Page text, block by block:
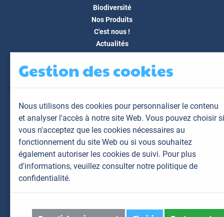
Biodiversité
Nos Produits
C'est nous !
Actualités
FAQ
Mon espace
Mes animaux
Mes résultats
Mes commandes
Mes factures
Gestion des cookies
Nous utilisons des cookies pour personnaliser le contenu
et analyser l'accès à notre site Web. Vous pouvez choisir si
vous n'acceptez que les cookies nécessaires au
fonctionnement du site Web ou si vous souhaitez
également autoriser les cookies de suivi. Pour plus
d'informations, veuillez consulter notre politique de
confidentialité.